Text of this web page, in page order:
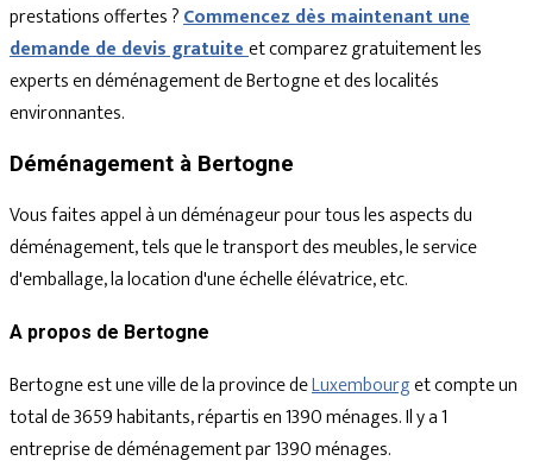
prestations offertes ?Commencez dès maintenant une
demande de devis gratuiteet comparez gratuitement les
experts en déménagement de Bertogne et des localités
environnantes.
Déménagement à Bertogne
Vous faites appel à un déménageur pour tous les aspects du
déménagement, tels que le transport des meubles, le service
d'emballage, la location d'une échelle élévatrice, etc.
A propos de Bertogne
Bertogne est une ville de la province deLuxembourget compte un
total de 3659 habitants, répartis en 1390 ménages. Il y a 1
entreprise de déménagement par 1390 ménages.